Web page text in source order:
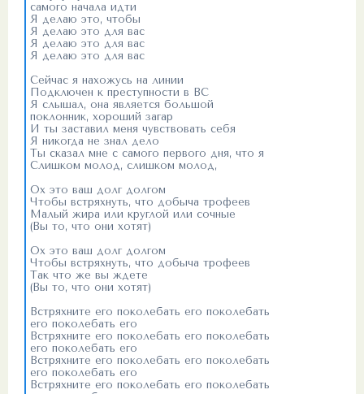
самого начала идти
Я делаю это, чтобы
Я делаю это для вас
Я делаю это для вас
Я делаю это для вас
Сейчас я нахожусь на линии
Подключен к преступности в ВС
Я слышал, она является большой
поклонник, хороший загар
И ты заставил меня чувствовать себя
Я никогда не знал дело
Ты сказал мне с самого первого дня, что я
Слишком молод, слишком молод,
Ох это ваш долг долгом
Чтобы встряхнуть, что добыча трофеев
Малый жира или круглой или сочные
(Вы то, что они хотят)
Ох это ваш долг долгом
Чтобы встряхнуть, что добыча трофеев
Так что же вы ждете
(Вы то, что они хотят)
Встряхните его поколебать его поколебать
его поколебать его
Встряхните его поколебать его поколебать
его поколебать его
Встряхните его поколебать его поколебать
его поколебать его
Встряхните его поколебать его поколебать